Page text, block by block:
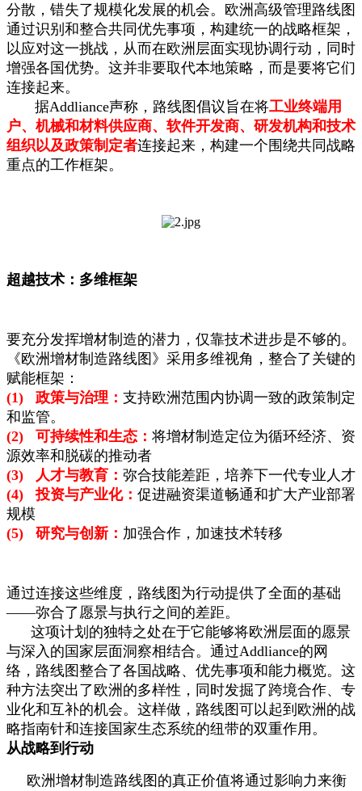
分散，错失了规模化发展的机会。欧洲高级管理路线图
通过识别和整合共同优先事项，构建统一的战略框架，
以应对这一挑战，从而在欧洲层面实现协调行动，同时
增强各国优势。这并非要取代本地策略，而是要将它们
连接起来。
据Addliance声称，路线图倡议旨在将工业终端用
户、机械和材料供应商、软件开发商、研发机构和技术
组织以及政策制定者连接起来，构建一个围绕共同战略
重点的工作框架。
超越技术：多维框架
要充分发挥增材制造的潜力，仅靠技术进步是不够的。
《欧洲增材制造路线图》采用多维视角，整合了关键的
赋能框架：
(1) 政策与治理： 支持欧洲范围内协调一致的政策制定
和监管。
(2) 可持续性和生态： 将增材制造定位为循环经济、资
源效率和脱碳的推动者
(3) 人才与教育： 弥合技能差距，培养下一代专业人才
(4) 投资与产业化： 促进融资渠道畅通和扩大产业部署
规模
(5) 研究与创新： 加强合作，加速技术转移
通过连接这些维度，路线图为行动提供了全面的基础
——弥合了愿景与执行之间的差距。
这项计划的独特之处在于它能够将欧洲层面的愿景
与深入的国家层面洞察相结合。通过Addliance的网
络，路线图整合了各国战略、优先事项和能力概览。这
种方法突出了欧洲的多样性，同时发掘了跨境合作、专
业化和互补的机会。这样做，路线图可以起到欧洲的战
略指南针和连接国家生态系统的纽带的双重作用。
从战略到行动
欧洲增材制造路线图的真正价值将通过影响力来衡